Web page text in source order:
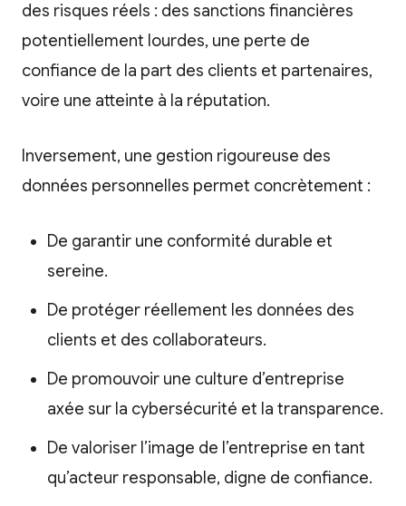
des risques réels : des sanctions financières
potentiellement lourdes, une perte de
confiance de la part des clients et partenaires,
voire une atteinte à la réputation.
Inversement, une gestion rigoureuse des
données personnelles permet concrètement :
De garantir une conformité durable et
sereine.
De protéger réellement les données des
clients et des collaborateurs.
De promouvoir une culture d’entreprise
axée sur la cybersécurité et la transparence.
De valoriser l’image de l’entreprise en tant
qu’acteur responsable, digne de confiance.